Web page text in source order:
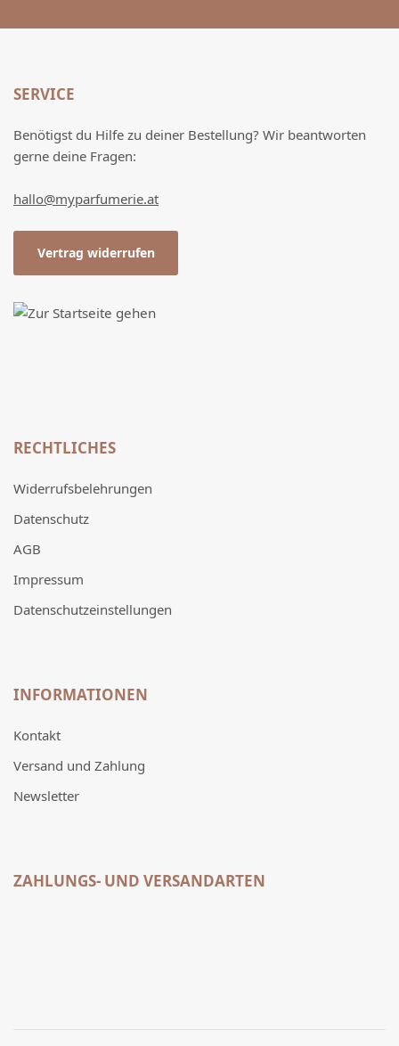
SERVICE
Benötigst du Hilfe zu deiner Bestellung? Wir beantworten
gerne deine Fragen:
hallo@myparfumerie.at
Vertrag widerrufen
RECHTLICHES
Widerrufsbelehrungen
Datenschutz
AGB
Impressum
Datenschutzeinstellungen
INFORMATIONEN
Kontakt
Versand und Zahlung
Newsletter
ZAHLUNGS- UND VERSANDARTEN